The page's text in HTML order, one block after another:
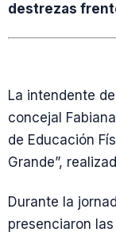
destrezas
La intendente
concejal
de Educación
Grande”,
Durante la
presenciaron